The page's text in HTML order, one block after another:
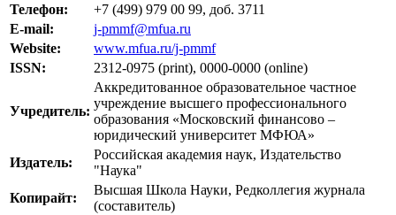
Телефон:
+7 (499) 979 00 99, доб. 3711
E-mail:
j-pmmf@mfua.ru
Website:
www.mfua.ru/j-pmmf
ISSN:
2312-0975 (print), 0000-0000 (online)
Учредитель:
Аккредитованное образовательное частное
учреждение высшего профессионального
образования «Московский финансово –
юридический университет МФЮА»
Издатель:
Российская академия наук, Издательство
"Наука"
Копирайт:
Высшая Школа Науки, Редколлегия журнала
(составитель)